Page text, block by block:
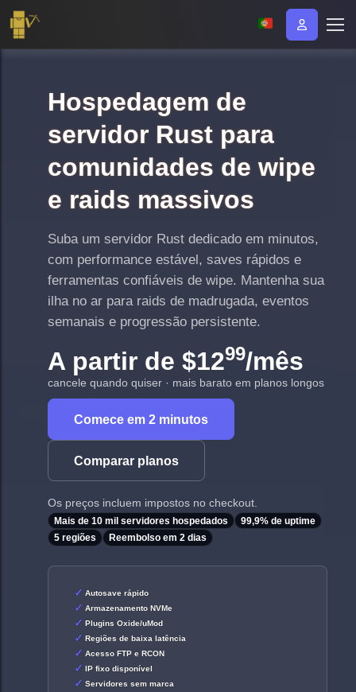
Hospedagem de
servidor Rust para
comunidades de wipe
e raids massivos
Suba um servidor Rust dedicado em minutos,
com performance estável, saves rápidos e
ferramentas confiáveis de wipe. Mantenha sua
ilha no ar para raids de madrugada, eventos
semanais e progressão persistente.
A partir de $1299/mês
cancele quando quiser · mais barato em planos longos
Comece em 2 minutos
Comparar planos
Os preços incluem impostos no checkout.
Mais de 10 mil servidores hospedados
99,9% de uptime
5 regiões
Reembolso em 2 dias
Autosave rápido
Armazenamento NVMe
Plugins Oxide/uMod
Regiões de baixa latência
Acesso FTP e RCON
IP fixo disponível
Servidores sem marca